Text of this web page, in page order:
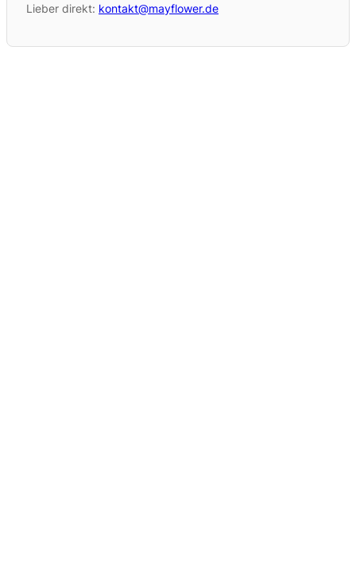
Lieber direkt: kontakt@mayflower.de